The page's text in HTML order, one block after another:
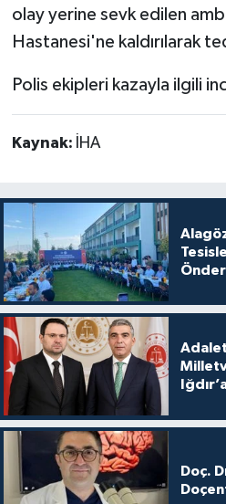
olay yerine sevk edilen
Hastanesi'ne kaldırılarak
Polis ekipleri kazayla ilgili
Kaynak: İHA
Adalet
Doç.